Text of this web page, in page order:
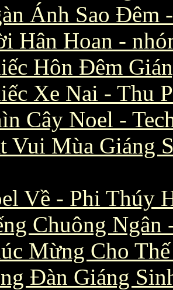
Ánh Sao Đêm
Hân Hoan -
Hôn Đêm
Xe Nai - Thu
Cây Noel -
Vui Mùa Giáng
Về - Phi Thúy
Chuông Ngân
Mừng Cho
Đàn Giáng